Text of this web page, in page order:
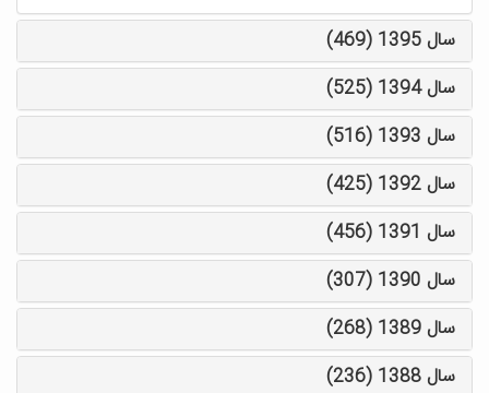
سال 1395 (469)
سال 1394 (525)
سال 1393 (516)
سال 1392 (425)
سال 1391 (456)
سال 1390 (307)
سال 1389 (268)
سال 1388 (236)